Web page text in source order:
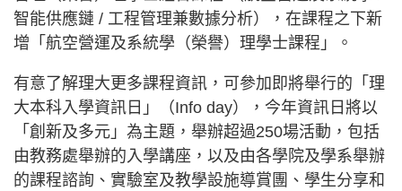
智能供應鏈 / 工程管理兼數據分析），在課程之下新
增「航空營運及系統學（榮譽）理學士課程」。
有意了解理大更多課程資訊，可參加即將舉行的「理
大本科入學資訊日」（Info day），今年資訊日將以
「創新及多元」為主題，舉辦超過250場活動，包括
由教務處舉辦的入學講座，以及由各學院及學系舉辦
的課程諮詢、實驗室及教學設施導賞團、學生分享和